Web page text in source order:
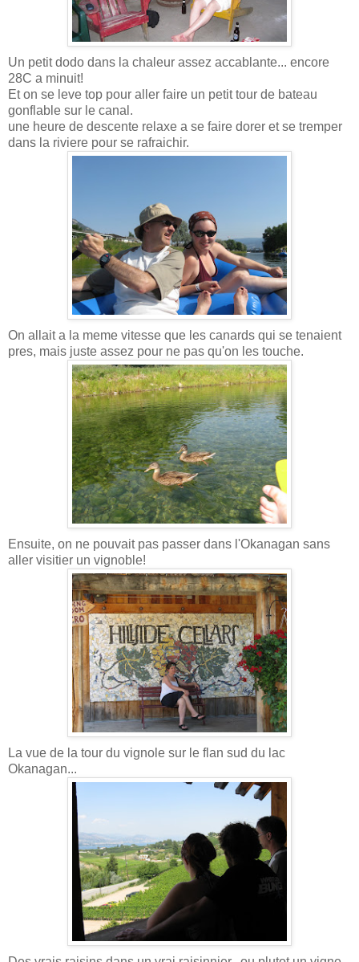
Un petit dodo dans la chaleur assez accablante... encore
28C a minuit!
Et on se leve top pour aller faire un petit tour de bateau
gonflable sur le canal.
une heure de descente relaxe a se faire dorer et se tremper
dans la riviere pour se rafraichir.
On allait a la meme vitesse que les canards qui se tenaient
pres, mais juste assez pour ne pas qu'on les touche.
Ensuite, on ne pouvait pas passer dans l'Okanagan sans
aller visitier un vignoble!
La vue de la tour du vignole sur le flan sud du lac
Okanagan...